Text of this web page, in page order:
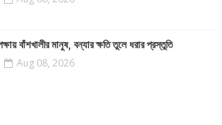
বাঁশখালীর মানুষ, বন্যার ক্ষতি তুলে ধরার প্রস্তুতি
Aug 08, 2026